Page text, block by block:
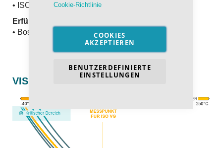
Cookie-Richtlinie
COOKIES
AKZEPTIEREN
BENUTZERDEFINIERTE
EINSTELLUNGEN
• ISO 3448
Erfüllt die Anforderungen nach:
• Bosch-Rexroth RE 90220
VISKOSITÄT: ISO VG 22